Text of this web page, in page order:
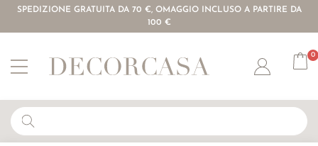
SPEDIZIONE GRATUITA DA 70 €, OMAGGIO INCLUSO A PARTIRE DA
100 €
Account
0